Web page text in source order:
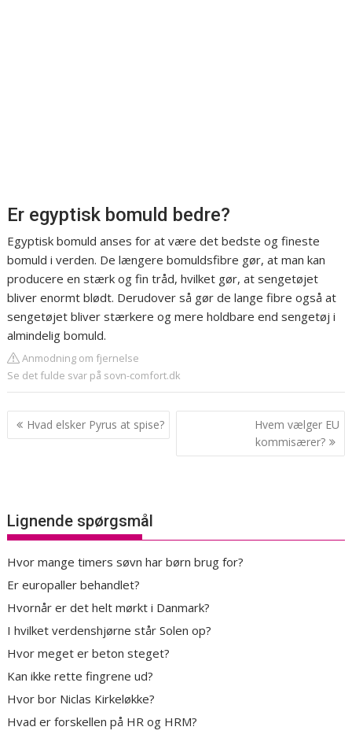
Er egyptisk bomuld bedre?
Egyptisk bomuld anses for at være det bedste og fineste
bomuld i verden. De længere bomuldsfibre gør, at man kan
producere en stærk og fin tråd, hvilket gør, at sengetøjet
bliver enormt blødt. Derudover så gør de lange fibre også at
sengetøjet bliver stærkere og mere holdbare end sengetøj i
almindelig bomuld.
Anmodning om fjernelse
Se det fulde svar på sovn-comfort.dk
Indlægsnavigation
Hvad elsker Pyrus at spise?
Hvem vælger EU
kommisærer?
Lignende spørgsmål
Hvor mange timers søvn har børn brug for?
Er europaller behandlet?
Hvornår er det helt mørkt i Danmark?
I hvilket verdenshjørne står Solen op?
Hvor meget er beton steget?
Kan ikke rette fingrene ud?
Hvor bor Niclas Kirkeløkke?
Hvad er forskellen på HR og HRM?